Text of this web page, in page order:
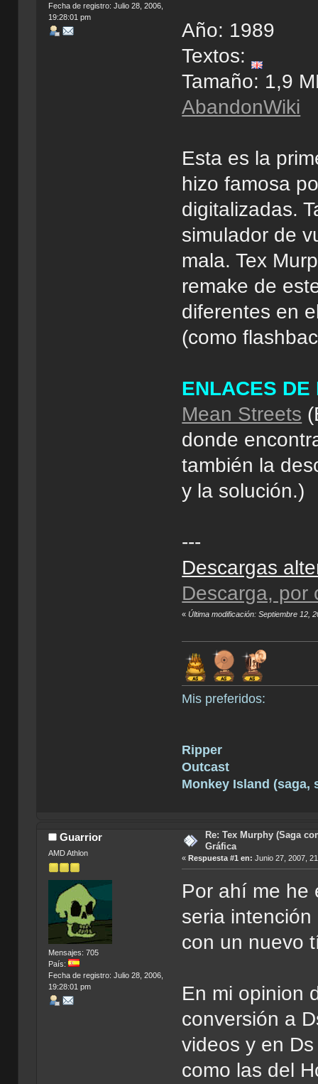
Fecha de registro: Julio 28, 2006,
19:28:01 pm
Año: 1989
Textos:
Tamaño: 1,9
AbandonWiki
Esta es la
hizo famosa
digitalizadas.
simulador de
mala. Tex
remake de
diferentes en
(como
ENLACES DE
Mean Streets
donde
también la
y la solución.)
---
Descargas
Descarga, por
«Última modificación: Septiembre 12,
Mis preferidos:
Ripper
Outcast
Monkey Island (saga,
Guarrior
AMD Athlon
Mensajes: 705
País:
Fecha de registro: Julio 28, 2006,
19:28:01 pm
Re: Tex Murphy (Saga
Gráfica
«Respuesta #1 en: Junio 27, 2007,
Por ahí me he
seria
con un nuevo
En mi opinion
conversión a
videos y en
como las del